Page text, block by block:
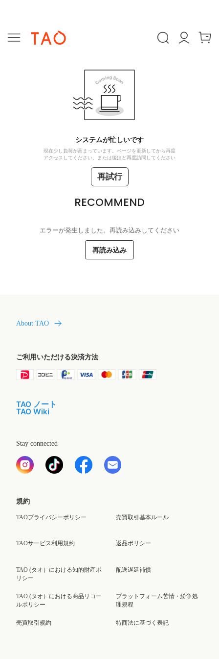
システムが忙しいです
現在少し負荷が高まっています。ページを更新してから再度
アクセスしてください、または後ほど再度訪問してください
再試行
RECOMMEND
エラーが発生しました。再読み込みしてください
再読み込み
About TAO
ご利用いただける決済方法
TAO ノート
TAO Wiki
Stay connected
規約
TAOプライバシーポリシー
TAOサービス利用規約
TAO (タオ）における知的財産ポ
リシー
TAO (タオ）における商品リコー
ルポリシー
売買取引規約
売買取引基本ルール
返品ポリシー
配送遅延補償
プラットフォーム苦情・紛争処
理規程
特商法に基づく表記